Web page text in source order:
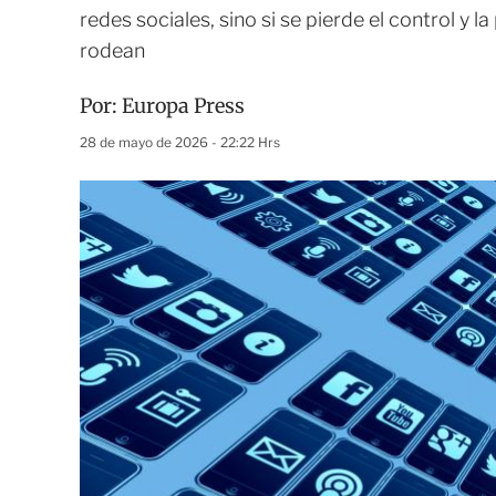
redes sociales, sino si se pierde el control y
rodean
Por: Europa Press
28 de mayo de 2026 - 22:22 Hrs